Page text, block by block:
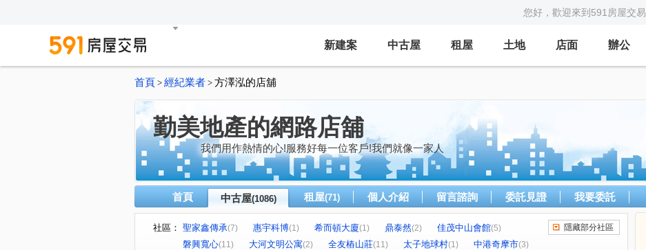
您好，歡迎來到591房屋交易
新建案 中古屋 租屋 土地 店面 辦公
首頁 > 經紀業者 > 方澤泓的店舖
勤美地產的網路店舖
我們用作熱情的心!服務好每一位客戶!我們就像一家人
首頁 中古屋(1086) 租屋(71) 個人介紹 留言諮詢 委託見證 我要委託
社區： 聖家鑫傳承(7) 惠宇科博(1) 希而頓大廈(1) 鼎泰然(2) 佳茂中山會館(5)
磐興寬心(11) 大河文明公寓(2) 全友樁山莊(11) 太子地球村(1) 中港奇摩市(3)
隱藏部分社區